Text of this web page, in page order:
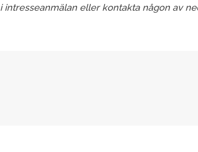
intresseanmälan eller kontakta någon av